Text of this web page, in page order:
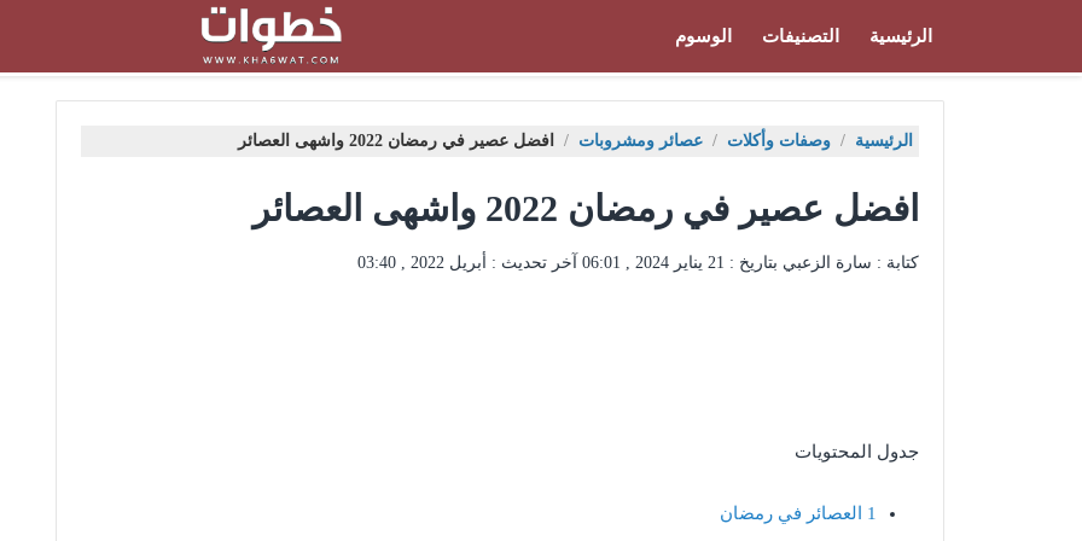
الرئيسية التصنيفات الوسوم
الرئيسية / وصفات وأكلات / عصائر ومشروبات / افضل عصير في رمضان 2022 واشهى العصائر
افضل عصير في رمضان 2022 واشهى العصائر
كتابة : سارة الزعبي بتاريخ : 21 يناير 2024 , 06:01 آخر تحديث : أبريل 2022 , 03:40
جدول المحتويات
1 العصائر في رمضان